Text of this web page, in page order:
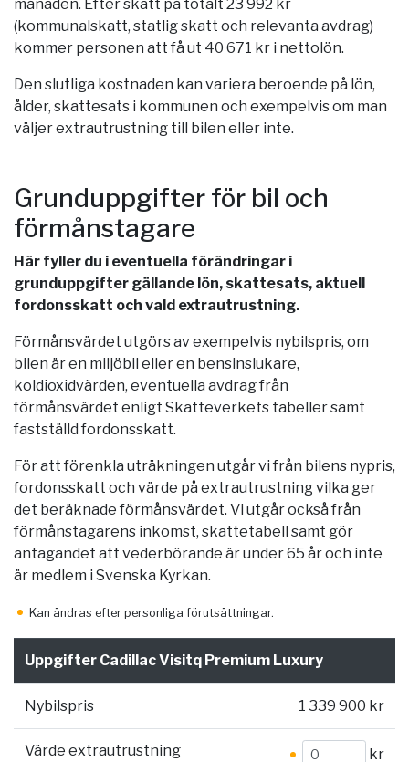
månaden. Efter skatt på totalt 23 992 kr
(kommunalskatt, statlig skatt och relevanta avdrag)
kommer personen att få ut 40 671 kr i nettolön.
Den slutliga kostnaden kan variera beroende på lön,
ålder, skattesats i kommunen och exempelvis om man
väljer extrautrustning till bilen eller inte.
Grunduppgifter för bil och
förmånstagare
Här fyller du i eventuella förändringar i
grunduppgifter gällande lön, skattesats, aktuell
fordonsskatt och vald extrautrustning.
Förmånsvärdet utgörs av exempelvis nybilspris, om
bilen är en miljöbil eller en bensinslukare,
koldioxidvärden, eventuella avdrag från
förmånsvärdet enligt Skatteverkets tabeller samt
fastställd fordonsskatt.
För att förenkla uträkningen utgår vi från bilens nypris,
fordonsskatt och värde på extrautrustning vilka ger
det beräknade förmånsvärdet. Vi utgår också från
förmånstagarens inkomst, skattetabell samt gör
antagandet att vederbörande är under 65 år och inte
är medlem i Svenska Kyrkan.
Kan ändras efter personliga förutsättningar.
Uppgifter Cadillac Visitq Premium Luxury
Nybilspris 1 339 900 kr
Värde extrautrustning kr